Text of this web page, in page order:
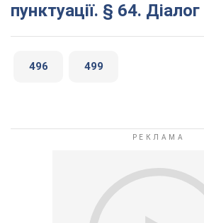
пунктуації. § 64. Діалог
496 499